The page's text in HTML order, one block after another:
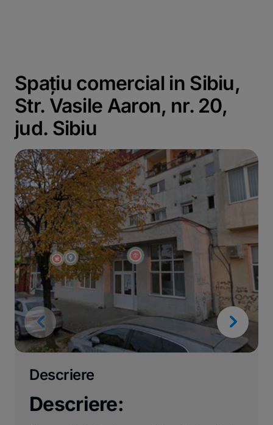
Spațiu comercial in Sibiu,
Str. Vasile Aaron, nr. 20,
jud. Sibiu
Descriere
Descriere: